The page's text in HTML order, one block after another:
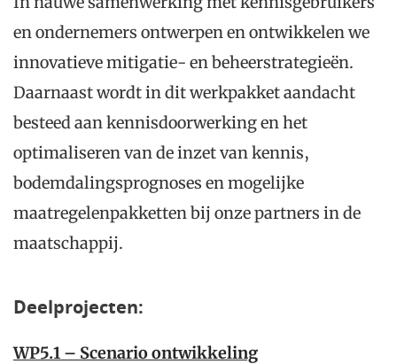
en ondernemers ontwerpen en ontwikkelen we
innovatieve mitigatie- en beheerstrategieën.
Daarnaast wordt in dit werkpakket aandacht
besteed aan kennisdoorwerking en het
optimaliseren van de inzet van kennis,
bodemdalingsprognoses en mogelijke
maatregelenpakketten bij onze partners in de
maatschappij.
Deelprojecten:
WP5.1 – Scenario ontwikkeling